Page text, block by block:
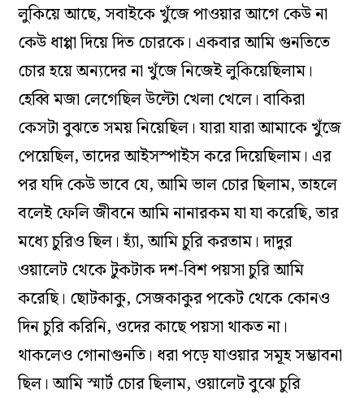
লুকিয়ে আছে, সবাইকে খুঁজে পাওয়ার আগে কেউ না
কেউ ধাপ্পা দিয়ে দিত চোরকে। একবার আমি গুনতিতে
চোর হয়ে অন‌্যদের না খুঁজে নিজেই লুকিয়েছিলাম।
হেব্বি মজা লেগেছিল উল্টো খেলা খেলে। বাকিরা
কেসটা বুঝতে সময় নিয়েছিল। যারা যারা আমাকে খুঁজে
পেয়েছিল, তাদের আইসস্পাইস করে দিয়েছিলাম। এর
পর যদি কেউ ভাবে যে, আমি ভাল চোর ছিলাম, তাহলে
বলেই ফেলি জীবনে আমি নানারকম যা যা করেছি, তার
মধ‌্যে চুরিও ছিল। হ‌্যাঁ, আমি চুরি করতাম। দাদুর
ওয়ালেট থেকে টুকটাক দশ-বিশ পয়সা চুরি আমি
করেছি। ছোটকাকু, সেজকাকুর পকেট থেকে কোনও
দিন চুরি করিনি, ওদের কাছে পয়সা থাকত না।
থাকলেও গোনাগুনতি। ধরা পড়ে যাওয়ার সমূহ সম্ভাবনা
ছিল। আমি স্মার্ট চোর ছিলাম, ওয়ালেট বুঝে চুরি